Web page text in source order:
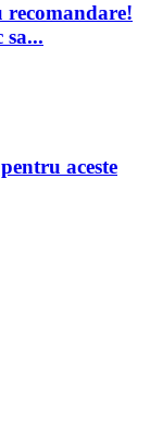
sa...
aceste